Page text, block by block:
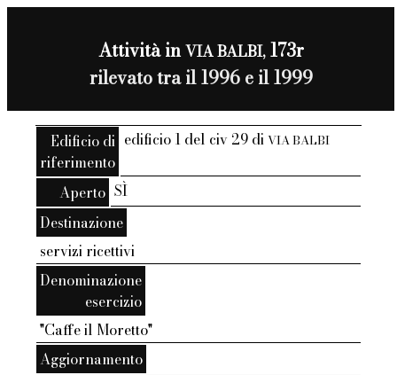
Attività inVIA BALBI,173r
rilevato tra il 1996 e il 1999
Edificio di
riferimento
edificio 1 del civ 29 diVIA BALBI
Aperto SÌ
Destinazione
servizi ricettivi
Denominazione
esercizio
"Caffe il Moretto"
Aggiornamento